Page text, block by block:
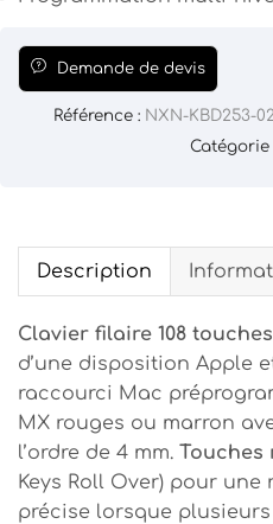
Demande de devis
Référence : NXN-KBD253-
Catégorie
Description
Clavier filaire 108 touches
d’une disposition Apple
raccourci Mac
MX rouges ou marron
l’ordre de 4 mm. Touches
Keys Roll Over) pour
précise lorsque